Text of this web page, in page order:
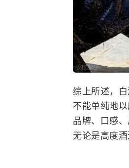
综上所述，
不能单纯地
品牌、口感
无论是高度